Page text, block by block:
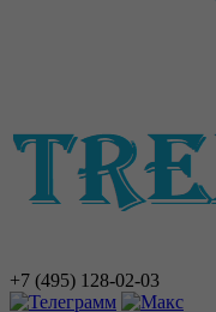
+7 (495) 128-02-03